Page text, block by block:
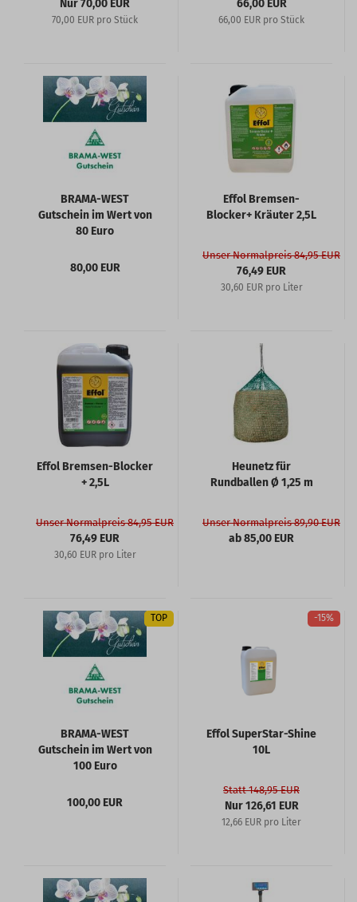
Nur 70,00 EUR
70,00 EUR pro Stück
66,00 EUR
66,00 EUR pro Stück
BRAMA-WEST
Gutschein im Wert von
80 Euro
80,00 EUR
Effol Bremsen-
Blocker+ Kräuter 2,5L
Unser Normalpreis 84,95 EUR
76,49 EUR
30,60 EUR pro Liter
Effol Bremsen-Blocker
+ 2,5L
Unser Normalpreis 84,95 EUR
76,49 EUR
30,60 EUR pro Liter
Heunetz für
Rundballen Ø 1,25 m
Unser Normalpreis 89,90 EUR
ab 85,00 EUR
TOP
BRAMA-WEST
Gutschein im Wert von
100 Euro
100,00 EUR
-15%
Effol SuperStar-Shine
10L
Statt 148,95 EUR
Nur 126,61 EUR
12,66 EUR pro Liter